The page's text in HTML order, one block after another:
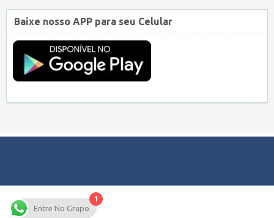
Baixe nosso APP para seu Celular
Copyright © 2026 Empregos Pernambuco – Seu site de Empregos em
Pernambuco. WordPress Job Board Theme
1
Entre No Grupo